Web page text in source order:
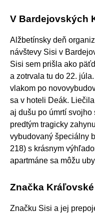
V Bardejovských
Alžbetínsky deň
návštevy Sisi v
Sisi sem prišla ako
a zotrvala tu do 22.
vlakom po
sa v hoteli Deák.
aj dušu po úmrtí svojho
predtým tragicky
vybudovaný špeciálny
218) s krásnym
apartmáne sa môžu
Značka
Značku Sisi a jej